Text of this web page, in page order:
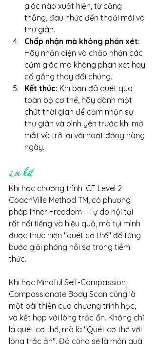
giác nào xuất hiện, từ căng
thẳng, đau nhức đến thoải mái và
thư giãn.
Chấp nhận mà không phán xét:
Hãy nhận diện và chấp nhận các
cảm giác mà không phán xét hay
cố gắng thay đổi chúng.
Kết thúc: Khi bạn đã quét qua
toàn bộ cơ thể, hãy dành một
chút thời gian để cảm nhận sự
thư giãn và bình yên trước khi mở
mắt và trở lại với hoạt động hàng
ngày.
Lời kết
Khi học chương trình ICF Level 2
CoachVille Method TM, có phương
pháp Inner Freedom - Tự do nội tại
rất nổi tiếng và hiệu quả, mà tụi mình
được thực hiện "quét cơ thể" để từng
bước giải phóng nỗi sợ trong tiềm
thức.
Khi học Mindful Self-Compassion,
Compassionate Body Scan cũng là
một bài thiền của chương trình học,
và kết hợp với lòng trắc ẩn. Không chỉ
là quét cơ thể, mà là "Quét cơ thể với
lòng trắc ẩn". Đó cũng sẽ là món quà